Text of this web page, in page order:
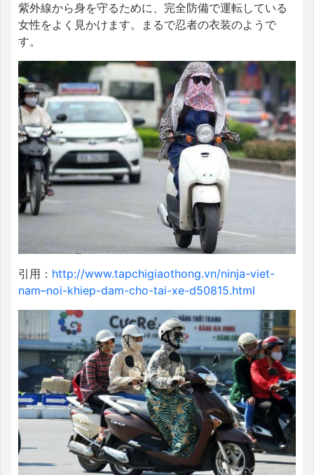
紫外線から身を守るために、完全防備で運転している
女性をよく見かけます。まるで忍者の衣装のようで
す。
引用： http://www.tapchigiaothong.vn/ninja-viet-
nam–noi-khiep-dam-cho-tai-xe-d50815.html